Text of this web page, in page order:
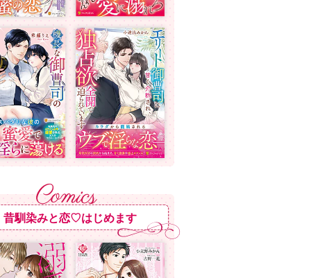
昔馴染みと恋♡はじめます